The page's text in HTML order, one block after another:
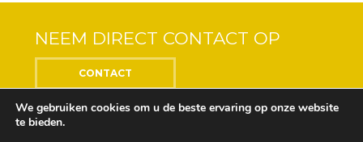
NEEM DIRECT CONTACT OP
CONTACT
We gebruiken cookies om u de beste ervaring op onze website
te bieden.